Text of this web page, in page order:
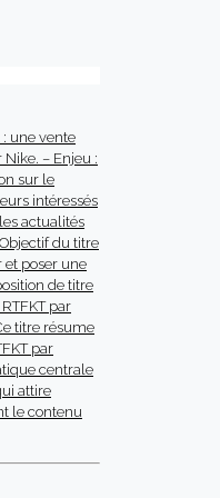
une vente
– Enjeu :
sur le
intéressés
actualités
du titre
et poser une
de titre
par
titre résume
par
centrale
attire
le contenu